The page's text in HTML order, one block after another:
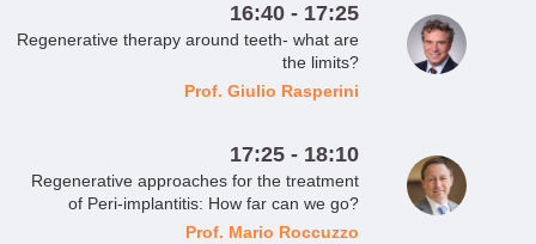
16:40 - 17:25
Regenerative therapy around teeth- what are
the limits?
Prof. Giulio Rasperini
17:25 - 18:10
Regenerative approaches for the treatment
of Peri-implantitis: How far can we go?
Prof. Mario Roccuzzo